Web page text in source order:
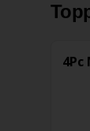
4Pc